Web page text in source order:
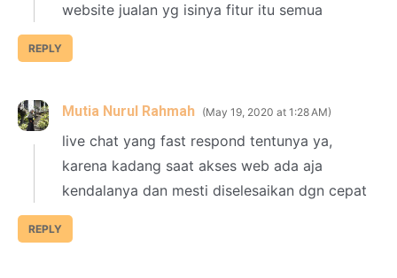
website jualan yg isinya fitur itu semua
REPLY
Mutia Nurul Rahmah May 19, 2020 at 1:28 AM
live chat yang fast respond tentunya ya,
karena kadang saat akses web ada aja
kendalanya dan mesti diselesaikan dgn cepat
REPLY